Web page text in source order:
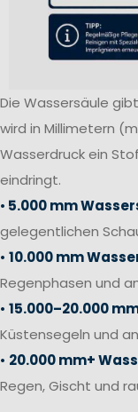
Die Wassersäule
wird in Millimetern
Wasserdruck ein
eindringt.
• 5.000 mm
gelegentlichen
• 10.000 mm
Regenphasen und
• 15.000–20.000
Küstensegeln und
• 20.000 mm+
Regen, Gischt und